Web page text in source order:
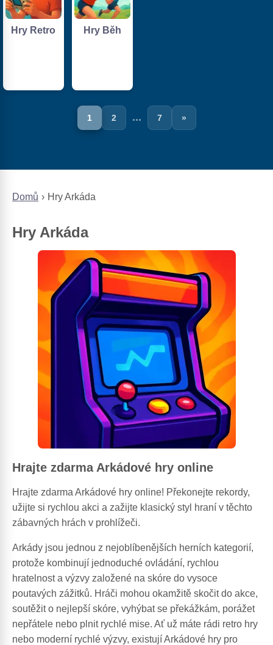
Domů Hry Arkáda
Hry Arkáda
Hrajte zdarma Arkádové hry online
Hrajte zdarma Arkádové hry online! Překonejte rekordy,
užijte si rychlou akci a zažijte klasický styl hraní v těchto
zábavných hrách v prohlížeči.
Arkády jsou jednou z nejoblíbenějších herních kategorií,
protože kombinují jednoduché ovládání, rychlou
hratelnost a výzvy založené na skóre do vysoce
poutavých zážitků. Hráči mohou okamžitě skočit do akce,
soutěžit o nejlepší skóre, vyhýbat se překážkám, porážet
nepřátele nebo plnit rychlé mise. Ať už máte rádi retro hry
nebo moderní rychlé výzvy, existují Arkádové hry pro
Hry Retro Hry Běh
1 2 ... 7 »